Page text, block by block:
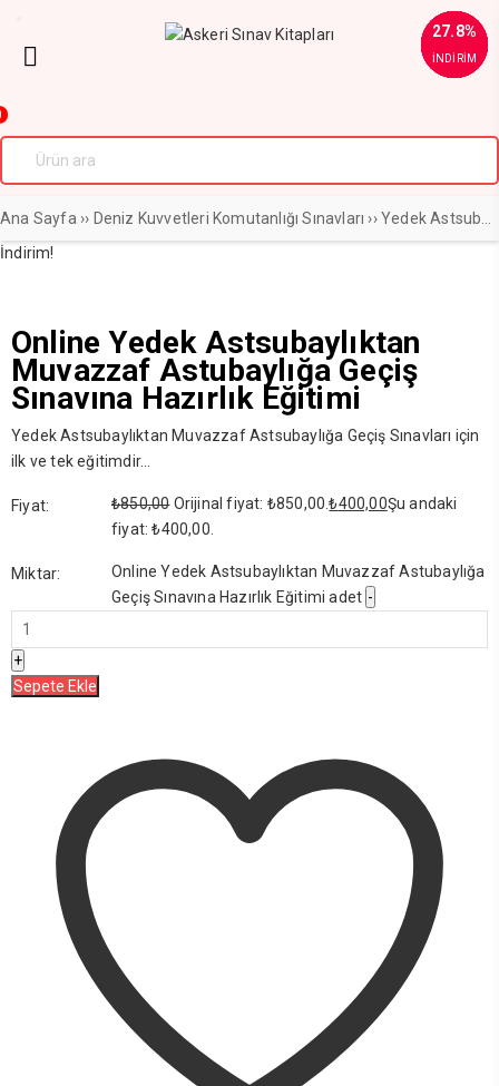
Ana Sayfa ›› Deniz Kuvvetleri Komutanlığı Sınavları ››Yedek Astsubaylıktan Muvazzaflığa Geçiş Sınavı
İndirim!
Online Yedek Astsubaylıktan
Muvazzaf Astubaylığa Geçiş
Sınavına Hazırlık Eğitimi
Yedek Astsubaylıktan Muvazzaf Astsubaylığa Geçiş Sınavları için
ilk ve tek eğitimdir…
Fiyat: ₺850,00 Orijinal fiyat: ₺850,00.₺400,00Şu andaki
fiyat: ₺400,00.
52.9%
İNDİRİM
Miktar:
Online Yedek Astsubaylıktan Muvazzaf Astubaylığa
Geçiş Sınavına Hazırlık Eğitimi adet
Sepete Ekle
24.8%
İNDİRİM
28.6%
İNDİRİM
36.8%
İNDİRİM
35.4%
İNDİRİM
9.1%
İNDİRİM
33.9%
İNDİRİM
36.8%
İNDİRİM
28.6%
İNDİRİM
35.1%
İNDİRİM
27.8%
İNDİRİM